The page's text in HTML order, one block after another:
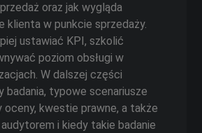
oraz jak wygląda
klienta w punkcie sprzedaży.
ustawiać KPI, szkolić
poziom obsługi w
W dalszej części
badania, typowe scenariusze
oceny, kwestie prawne, a także
i kiedy takie badanie